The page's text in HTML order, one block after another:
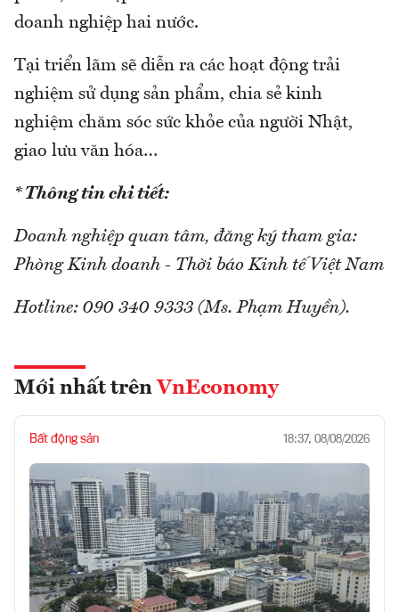
doanh nghiệp hai nước.
Tại triển lãm sẽ diễn ra các hoạt động trải
nghiệm sử dụng sản phẩm, chia sẻ kinh
nghiệm chăm sóc sức khỏe của người Nhật,
giao lưu văn hóa…
* Thông tin chi tiết:
Doanh nghiệp quan tâm, đăng ký tham gia:
Phòng Kinh doanh - Thời báo Kinh tế Việt Nam
Hotline: 090 340 9333 (Ms. Phạm Huyền).
Mới nhất trên VnEconomy
Bất động sản 18:37, 08/08/2026